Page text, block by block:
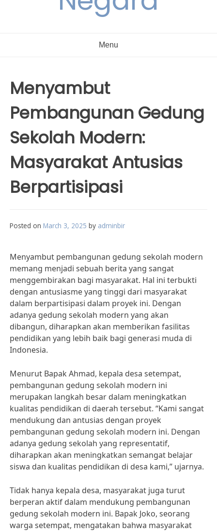
Menu
Menyambut
Pembangunan Gedung
Sekolah Modern:
Masyarakat Antusias
Berpartisipasi
Posted on March 3, 2025 by adminbir
Menyambut pembangunan gedung sekolah modern
memang menjadi sebuah berita yang sangat
menggembirakan bagi masyarakat. Hal ini terbukti
dengan antusiasme yang tinggi dari masyarakat
dalam berpartisipasi dalam proyek ini. Dengan
adanya gedung sekolah modern yang akan
dibangun, diharapkan akan memberikan fasilitas
pendidikan yang lebih baik bagi generasi muda di
Indonesia.
Menurut Bapak Ahmad, kepala desa setempat,
pembangunan gedung sekolah modern ini
merupakan langkah besar dalam meningkatkan
kualitas pendidikan di daerah tersebut. “Kami sangat
mendukung dan antusias dengan proyek
pembangunan gedung sekolah modern ini. Dengan
adanya gedung sekolah yang representatif,
diharapkan akan meningkatkan semangat belajar
siswa dan kualitas pendidikan di desa kami,” ujarnya.
Tidak hanya kepala desa, masyarakat juga turut
berperan aktif dalam mendukung pembangunan
gedung sekolah modern ini. Bapak Joko, seorang
warga setempat, mengatakan bahwa masyarakat